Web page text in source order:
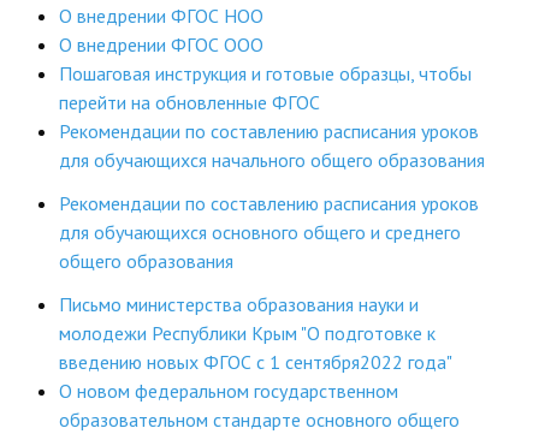
О внедрении ФГОС НОО
О внедрении ФГОС ООО
Пошаговая инструкция и готовые образцы, чтобы
перейти на обновленные ФГОС
Рекомендации по составлению расписания уроков
для обучающихся начального общего образования
Рекомендации по составлению расписания уроков
для обучающихся основного общего и среднего
общего образования
Письмо министерства образования науки и
молодежи Республики Крым "О подготовке к
введению новых ФГОС с 1 сентября2022 года"
О новом федеральном государственном
образовательном стандарте основного общего